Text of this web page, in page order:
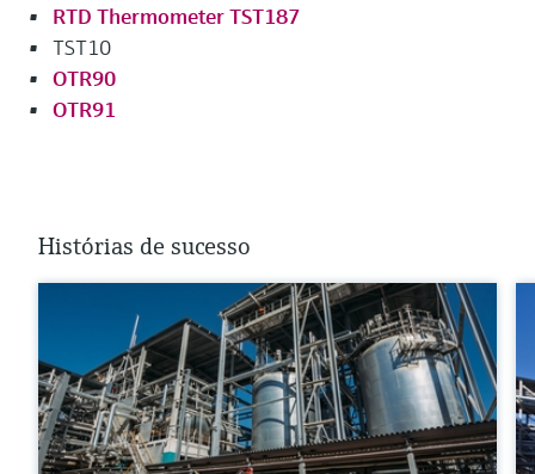
RTD Thermometer TST187
TST10
OTR90
OTR91
Histórias de sucesso